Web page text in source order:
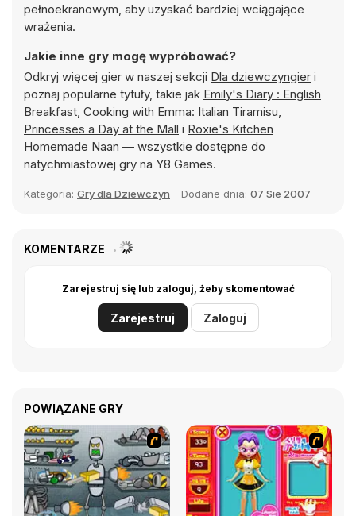
pełnoekranowym, aby uzyskać bardziej wciągające
wrażenia.
Jakie inne gry mogę wypróbować?
Odkryj więcej gier w naszej sekcji Dla dziewczyngier i
poznaj popularne tytuły, takie jak Emily's Diary : English
Breakfast, Cooking with Emma: Italian Tiramisu,
Princesses a Day at the Mall i Roxie's Kitchen
Homemade Naan — wszystkie dostępne do
natychmiastowej gry na Y8 Games.
Kategoria: Gry dla Dziewczyn Dodane dnia: 07 Sie 2007
KOMENTARZE
Zarejestruj się lub zaloguj, żeby skomentować
Zarejestruj Zaloguj
POWIĄZANE GRY